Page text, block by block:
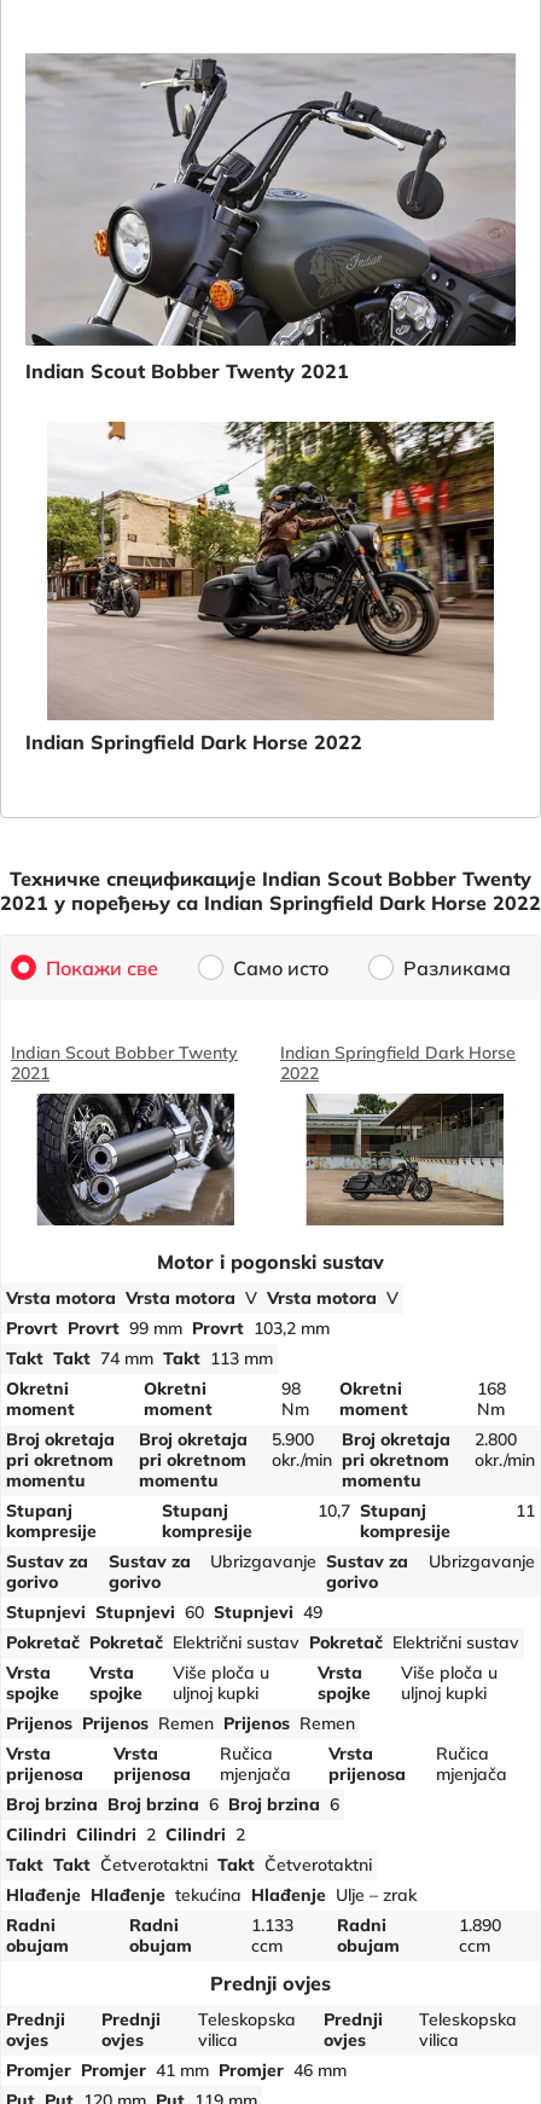
Indian Scout Bobber Twenty 2021
Indian Springfield Dark Horse 2022
Техничке спецификације Indian Scout Bobber Twenty
2021 у поређењу са Indian Springfield Dark Horse 2022
Покажи све Само исто Разликама
Indian Scout Bobber Twenty
2021
Indian Springfield Dark Horse
2022
Motor i pogonski sustav
Vrsta motora Vrsta motora V Vrsta motora V
Provrt Provrt 99 mm Provrt 103,2 mm
Takt Takt 74 mm Takt 113 mm
Okretni
moment
Okretni
moment
98
Nm
Okretni
moment
168
Nm
Broj okretaja
pri okretnom
momentu
Broj okretaja
pri okretnom
momentu
5.900
okr./min
Broj okretaja
pri okretnom
momentu
2.800
okr./min
Stupanj
kompresije
Stupanj
kompresije
10,7 Stupanj
kompresije
11
Sustav za
gorivo
Sustav za
gorivo
Ubrizgavanje Sustav za
gorivo
Ubrizgavanje
Stupnjevi Stupnjevi 60 Stupnjevi 49
Pokretač Pokretač Električni sustav Pokretač Električni sustav
Vrsta
spojke
Vrsta
spojke
Više ploča u
uljnoj kupki
Vrsta
spojke
Više ploča u
uljnoj kupki
Prijenos Prijenos Remen Prijenos Remen
Vrsta
prijenosa
Vrsta
prijenosa
Ručica
mjenjača
Vrsta
prijenosa
Ručica
mjenjača
Broj brzina Broj brzina 6 Broj brzina 6
Cilindri Cilindri 2 Cilindri 2
Takt Takt Četverotaktni Takt Četverotaktni
Hlađenje Hlađenje tekućina Hlađenje Ulje – zrak
Radni
obujam
Radni
obujam
1.133
ccm
Radni
obujam
1.890
ccm
Prednji ovjes
Prednji
ovjes
Prednji
ovjes
Teleskopska
vilica
Prednji
ovjes
Teleskopska
vilica
Promjer Promjer 41 mm Promjer 46 mm